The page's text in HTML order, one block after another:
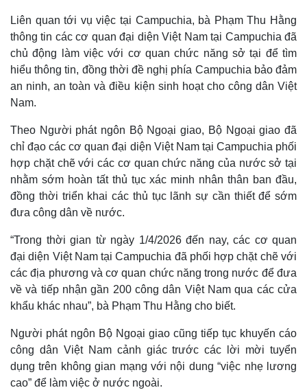
Liên quan tới vụ việc tại Campuchia, bà Phạm Thu Hằng
thông tin các cơ quan đại diện Việt Nam tại Campuchia đã
chủ động làm việc với cơ quan chức năng sở tại để tìm
hiểu thông tin, đồng thời đề nghị phía Campuchia bảo đảm
an ninh, an toàn và điều kiện sinh hoạt cho công dân Việt
Nam.
Theo Người phát ngôn Bộ Ngoại giao, Bộ Ngoại giao đã
chỉ đạo các cơ quan đại diện Việt Nam tại Campuchia phối
hợp chặt chẽ với các cơ quan chức năng của nước sở tại
nhằm sớm hoàn tất thủ tục xác minh nhân thân ban đầu,
đồng thời triển khai các thủ tục lãnh sự cần thiết để sớm
đưa công dân về nước.
“Trong thời gian từ ngày 1/4/2026 đến nay, các cơ quan
đại diện Việt Nam tại Campuchia đã phối hợp chặt chẽ với
các địa phương và cơ quan chức năng trong nước để đưa
về và tiếp nhận gần 200 công dân Việt Nam qua các cửa
khẩu khác nhau”, bà Phạm Thu Hằng cho biết.
Người phát ngôn Bộ Ngoại giao cũng tiếp tục khuyến cáo
công dân Việt Nam cảnh giác trước các lời mời tuyển
dụng trên không gian mạng với nội dung “việc nhẹ lương
cao” để làm việc ở nước ngoài.